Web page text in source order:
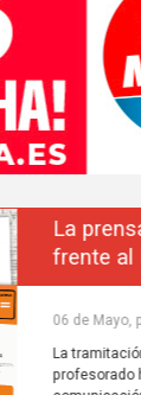
nacional
Proyecto de
publicado en
del Proyecto de
ha comenzado a